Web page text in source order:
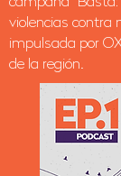
violencias contra
impulsada por
de la región.